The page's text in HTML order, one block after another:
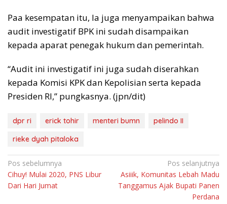
Paa kesempatan itu, Ia juga menyampaikan bahwa
audit investigatif BPK ini sudah disampaikan
kepada aparat penegak hukum dan pemerintah.
“Audit ini investigatif ini juga sudah diserahkan
kepada Komisi KPK dan Kepolisian serta kepada
Presiden RI,” pungkasnya. (jpn/dit)
dpr ri erick tohir menteri bumn
pelindo II
rieke dyah pitaloka
Navigasi
pos
Pos sebelumnya
Cihuy! Mulai 2020, PNS Libur
Dari Hari Jumat
Pos selanjutnya
Asiiik, Komunitas Lebah Madu
Tanggamus Ajak Bupati Panen
Perdana